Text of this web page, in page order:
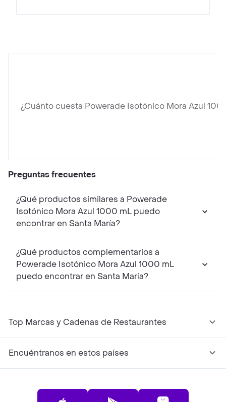
¿Cuánto cuesta Powerade Isotónico Mora Azul
Preguntas frecuentes
¿Qué productos similares a Powerade
Isotónico Mora Azul 1000 mL puedo
encontrar en Santa María?
¿Qué productos complementarios a
Powerade Isotónico Mora Azul 1000 mL
puedo encontrar en Santa María?
Top Marcas y Cadenas de Restaurantes
Encuéntranos en estos países